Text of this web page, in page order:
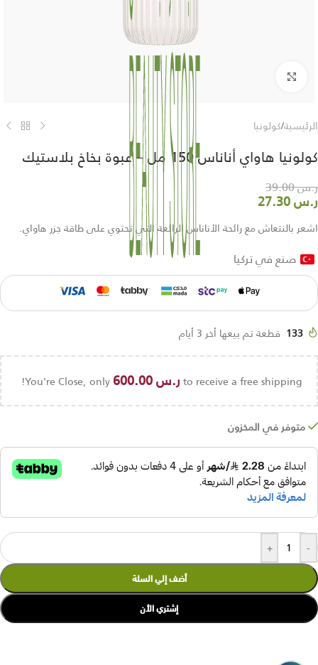
الرئيسية/كولونيا
كولونيا هاواي أناناس 150 مل – عبوة بخاخ بلاستيك
ر.س39.00
ر.س
اشعر بالنتعاش مع رائحة الأناناس الرائعة التي تحتوي على طاقة جزر هاواي.
صنع في تركيا
133 قطعة تم بيعها أخر 3 أيام
You're Close, only ر.س to receive a free shipping!
متوفر في المخزون
-
+
أضف إلي السلة
إشتري الأن